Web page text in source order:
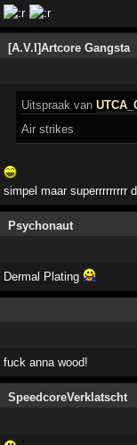
[A.V.I]Artcore Gangsta
Uitspraak van
Air strikes
simpel maar superrrrrrrrr
Psychonaut
Dermal Plating
fuck anna wood!
SpeedcoreVerklatscht